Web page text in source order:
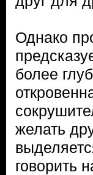
Однако
более
желать
говорить